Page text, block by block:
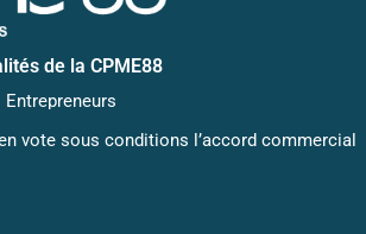
de la CPME88
Entrepreneurs
vote sous conditions l’accord commercial